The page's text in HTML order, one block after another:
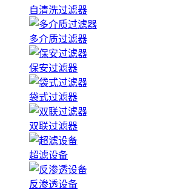
自清洗过滤器
多介质过滤器
保安过滤器
袋式过滤器
双联过滤器
超滤设备
反渗透设备